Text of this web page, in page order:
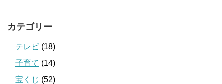
カテゴリー
テレビ (18)
子育て (14)
宝くじ (52)